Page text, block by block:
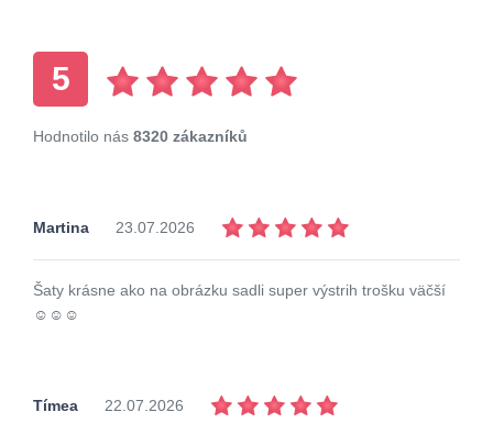
5
Hodnotilo nás 8320 zákazníků
Martina 23.07.2026
Šaty krásne ako na obrázku sadli super výstrih trošku väčší
☺️☺️☺️
Tímea 22.07.2026